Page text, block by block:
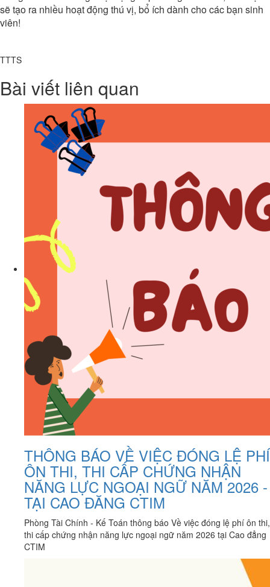
sẽ tạo ra nhiều hoạt động thú vị, bổ ích dành cho các bạn sinh
viên!
TTTS
Bài viết liên quan
THÔNG BÁO VỀ VIỆC ĐÓNG LỆ PHÍ
ÔN THI, THI CẤP CHỨNG NHẬN
NĂNG LỰC NGOẠI NGỮ NĂM 2026 -
TẠI CAO ĐĂNG CTIM
Phòng Tài Chính - Kế Toán thông báo Về việc đóng lệ phí ôn thi,
thi cấp chứng nhận năng lực ngoại ngữ năm 2026 tại Cao đẳng
CTIM